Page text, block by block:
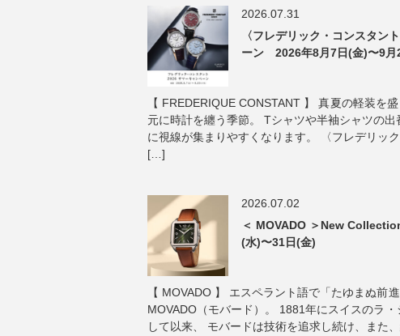
2026.07.31
〈フレデリック・コンスタン
ーン 2026年8月7日(金)〜9月
【 FREDERIQUE CONSTANT 】 真夏の軽装を
元に時計を纏う季節。 Tシャツや半袖シャツの
に視線が集まりやすくなります。 〈フレデリッ
[…]
2026.07.02
＜ MOVADO ＞New
(水)〜31日(金)
【 MOVADO 】 エスペラント語で「たゆまぬ前
MOVADO（モバード）。 1881年にスイスのラ
して以来、 モバードは技術を追求し続け、また